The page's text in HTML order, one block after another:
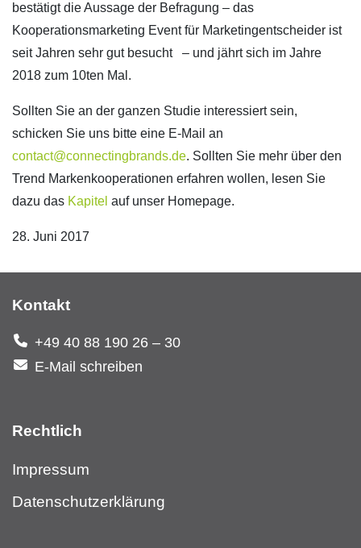
bestätigt die Aussage der Befragung – das
Kooperationsmarketing Event für Marketingentscheider ist
seit Jahren sehr gut besucht – und jährt sich im Jahre
2018 zum 10ten Mal.
Sollten Sie an der ganzen Studie interessiert sein,
schicken Sie uns bitte eine E-Mail an
contact@connectingbrands.de. Sollten Sie mehr über den
Trend Markenkooperationen erfahren wollen, lesen Sie
dazu das Kapitel auf unser Homepage.
28. Juni 2017
Kontakt
+49 40 88 190 26 – 30
E-Mail schreiben
Rechtlich
Impressum
Datenschutzerklärung